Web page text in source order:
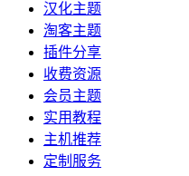
汉化主题
淘客主题
插件分享
收费资源
会员主题
实用教程
主机推荐
定制服务